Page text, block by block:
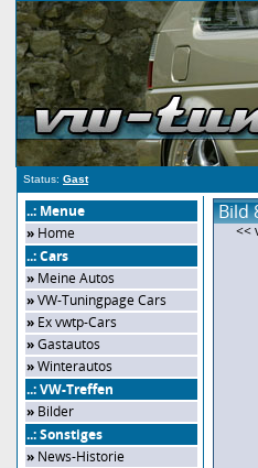
Status: Gast
..: Menue
» Home
..: Cars
» Meine Autos
»VW-Tuningpage Cars
» Ex vwtp-Cars
»Gastautos
»Winterautos
..: VW-Treffen
» Bilder
..: Sonstiges
» News-Historie
Bild
<<